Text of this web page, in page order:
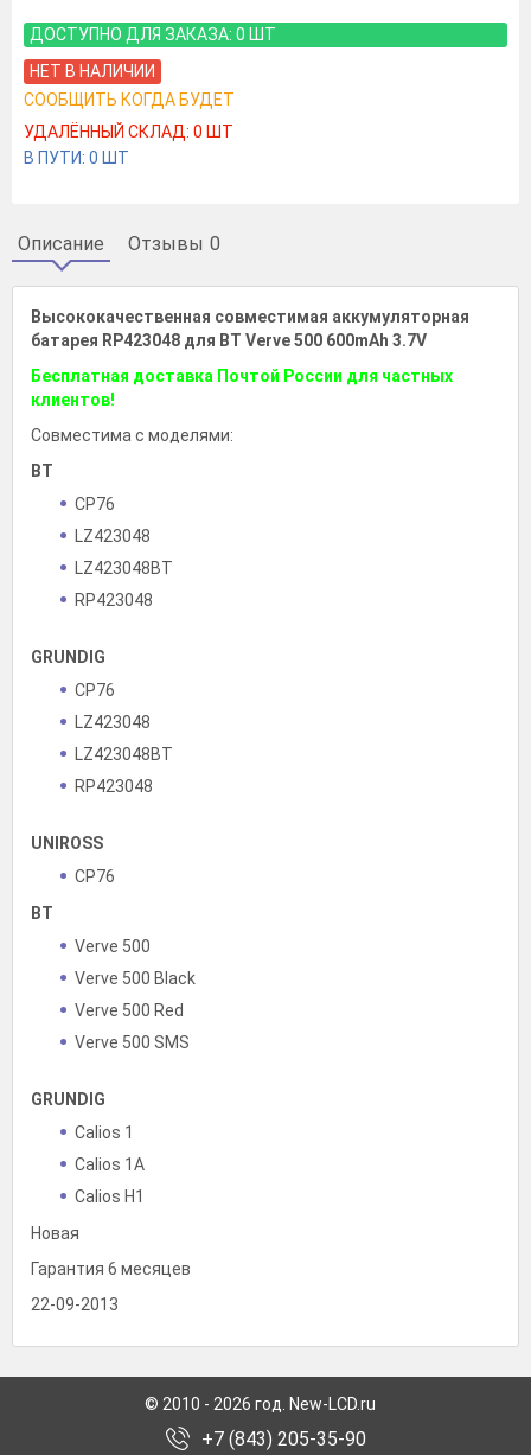
ДОСТУПНО ДЛЯ ЗАКАЗА: 0 ШТ
НЕТ В НАЛИЧИИ
СООБЩИТЬ КОГДА БУДЕТ
УДАЛЁННЫЙ СКЛАД: 0 ШТ
В ПУТИ: 0 ШТ
Описание Отзывы 0
Высококачественная совместимая аккумуляторная
батарея RP423048 для BT Verve 500 600mAh 3.7V
Бесплатная доставка Почтой России для частных
клиентов!
Совместима с моделями:
BT
CP76
LZ423048
LZ423048BT
RP423048
GRUNDIG
CP76
LZ423048
LZ423048BT
RP423048
UNIROSS
CP76
BT
Verve 500
Verve 500 Black
Verve 500 Red
Verve 500 SMS
GRUNDIG
Calios 1
Calios 1A
Calios H1
Новая
Гарантия 6 месяцев
22-09-2013
© 2010 - 2026 год. New-LCD.ru
+7 (843) 205-35-90